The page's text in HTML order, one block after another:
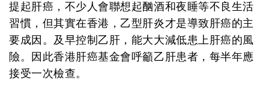
提起肝癌，不少人會聯想起酗酒和夜睡等不良生活
習慣，但其實在香港，乙型肝炎才是導致肝癌的主
要成因。及早控制乙肝，能大大減低患上肝癌的風
險。因此香港肝癌基金會呼籲乙肝患者，每半年應
接受一次檢查。